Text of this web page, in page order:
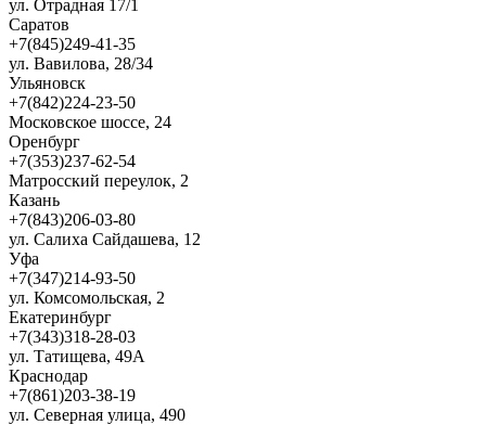
ул. Отрадная 17/1
Саратов
+7(845)249-41-35
ул. Вавилова, 28/34
Ульяновск
+7(842)224-23-50
Московское шоссе, 24
Оренбург
+7(353)237-62-54
Матросский переулок, 2
Казань
+7(843)206-03-80
ул. Салиха Сайдашева, 12
Уфа
+7(347)214-93-50
ул. Комсомольская, 2
Екатеринбург
+7(343)318-28-03
ул. Татищева, 49А
Краснодар
+7(861)203-38-19
ул. Северная улица, 490